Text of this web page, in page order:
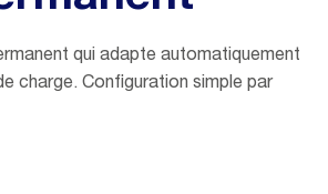
qui adapte automatiquement
charge. Configuration simple par